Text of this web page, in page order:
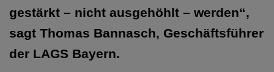
gestärkt – nicht ausgehöhlt – werden“,
sagt Thomas Bannasch, Geschäftsführer
der LAGS Bayern.